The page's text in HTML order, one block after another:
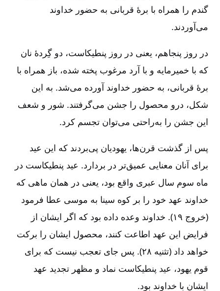
گندم را همراه با برۀ قربانی به حضور خداوند
می‌آوردند.
در روز پنجاهم، یعنی در روز پنطیکاست، دو گِردۀ نان
که با خمیرمایه و با آرد مرغوب پخته شده، باز همراه با
برۀ قربانی، به حضور خداوند آورده می‌شد. به این
شکل، درو محصول را جشن می‌گرفتند. شور و شعف
این جشن را به‌راحتی می‌توان تجسم کرد.
پس از گذشت قرن‌ها، یهودیان پی‌بردند که این عید
برای آنان معنایی عمیق‌تر در بردارد. عید پنطیکاست در
ماه سوم سال عبری واقع بود، یعنی در همان ماهی که
خداوند عهد خود را بر کوه سینا به موسی عطا فرمود
(خروج ۱۹). خداوند وعده داده بود که اگر ایشان از
فرایض این عهد اطاعت کنند، محصول ایشان را برکت
خواهد داد (تثنیه ۲۸). پس جای تعجب نیست که برای
قوم یهود، عید پنطیکاست نماد و مظهر تجدید عهد
ایشان با خداوند بود.